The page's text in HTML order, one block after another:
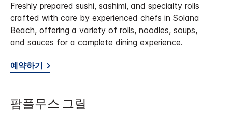
Freshly prepared sushi, sashimi, and specialty rolls
crafted with care by experienced chefs in Solana
Beach, offering a variety of rolls, noodles, soups,
and sauces for a complete dining experience.
예약하기
팜플무스 그릴